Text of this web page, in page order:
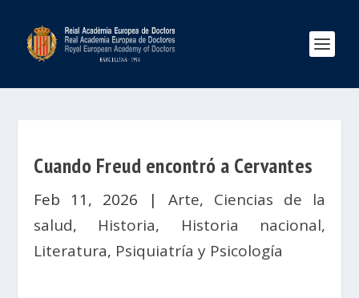
Cuando Freud encontró a Cervantes
Feb 11, 2026 | Arte, Ciencias de la
salud, Historia, Historia nacional,
Literatura, Psiquiatría y Psicología